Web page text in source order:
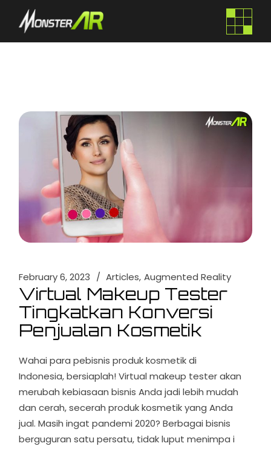
February 6, 2023 Articles Augmented Reality
Virtual Makeup Tester
Tingkatkan Konversi
Penjualan Kosmetik
Wahai para pebisnis produk kosmetik di
Indonesia, bersiaplah! Virtual makeup tester akan
merubah kebiasaan bisnis Anda jadi lebih mudah
dan cerah, secerah produk kosmetik yang Anda
jual. Masih ingat pandemi 2020? Berbagai bisnis
berguguran satu persatu, tidak luput menimpa i